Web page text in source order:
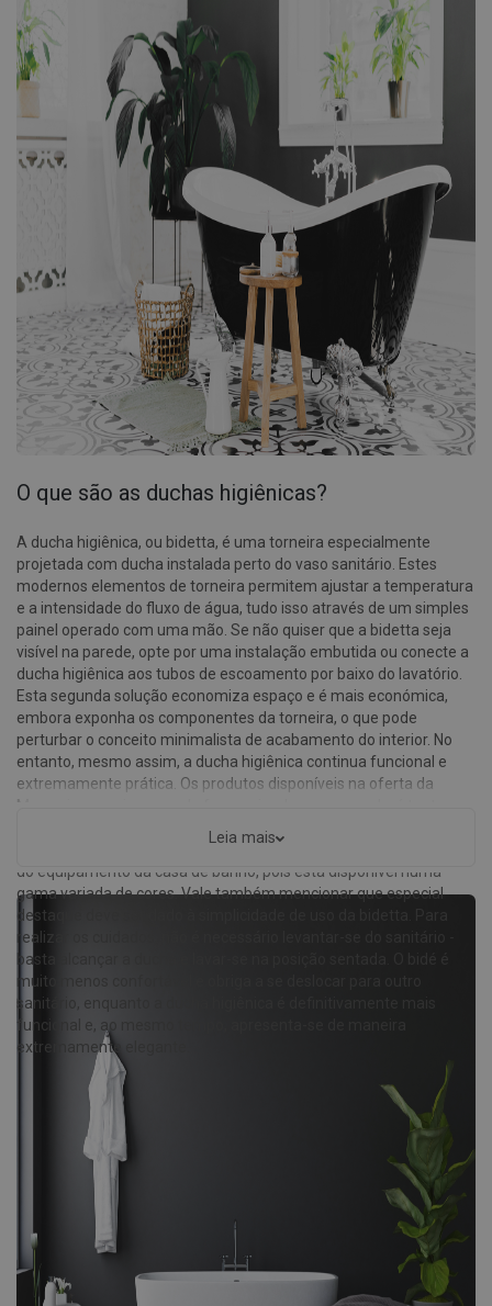
O que são as duchas higiênicas?
A ducha higiênica, ou bidetta, é uma torneira especialmente
projetada com ducha instalada perto do vaso sanitário. Estes
modernos elementos de torneira permitem ajustar a temperatura
e a intensidade do fluxo de água, tudo isso através de um simples
painel operado com uma mão. Se não quiser que a bidetta seja
visível na parede, opte por uma instalação embutida ou conecte a
ducha higiênica aos tubos de escoamento por baixo do lavatório.
Esta segunda solução economiza espaço e é mais económica,
embora exponha os componentes da torneira, o que pode
perturbar o conceito minimalista de acabamento do interior. No
entanto, mesmo assim, a ducha higiênica continua funcional e
extremamente prática. Os produtos disponíveis na oferta da
Mexen impressionam pela forma simples, que agradará tanto aos
adeptos do design moderno quanto do clássico. Além disso, a
do equipamento da casa de banho, pois está disponível numa
gama variada de cores. Vale também mencionar que especial
destaque deve ser dado à simplicidade de uso da bidetta. Para
realizar os cuidados, não é necessário levantar-se do sanitário -
basta alcançar a ducha e lavar-se na posição sentada. O bidé é
muito menos confortável e obriga a se deslocar para outro
sanitário, enquanto a ducha higiênica é definitivamente mais
funcional e, ao mesmo tempo, apresenta-se de maneira
extremamente elegante.
Leia mais